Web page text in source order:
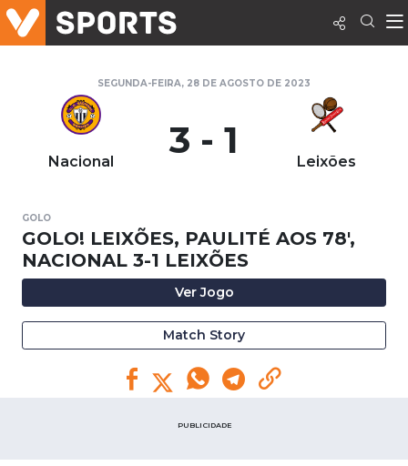
SEGUNDA-FEIRA, 28 DE AGOSTO DE 2023
Nacional 3 - 1 Leixões
GOLO
GOLO! LEIXÕES, PAULITÉ AOS 78',
NACIONAL 3-1 LEIXÕES
Ver Jogo
Match Story
PUBLICIDADE